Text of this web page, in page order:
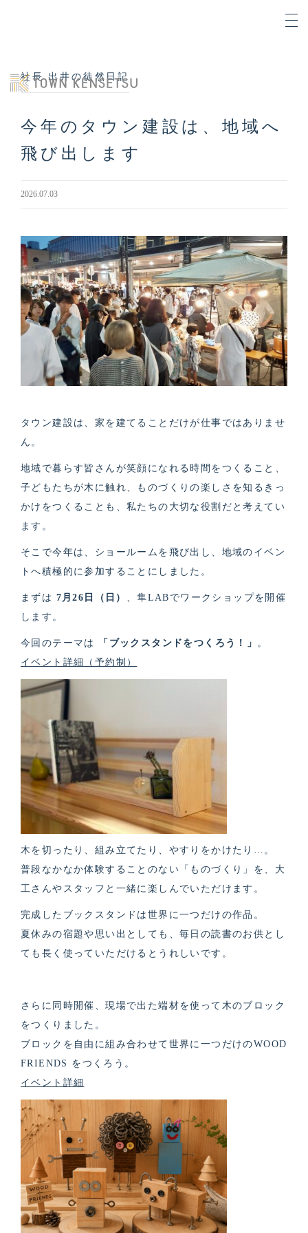
社長 出井の徒然日記
今年のタウン建設は、地域へ
飛び出します
2026.07.03
タウン建設は、家を建てることだけが仕事ではありませ
ん。
地域で暮らす皆さんが笑顔になれる時間をつくること、
子どもたちが木に触れ、ものづくりの楽しさを知るきっ
かけをつくることも、私たちの大切な役割だと考えてい
ます。
そこで今年は、ショールームを飛び出し、地域のイベン
トへ積極的に参加することにしました。
まずは 7月26日（日） 、隼LABでワークショップを開催
します。
今回のテーマは 「ブックスタンドをつくろう！」 。
イベント詳細（予約制）
木を切ったり、組み立てたり、やすりをかけたり…。
普段なかなか体験することのない「ものづくり」を、大
工さんやスタッフと一緒に楽しんでいただけます。
完成したブックスタンドは世界に一つだけの作品。
夏休みの宿題や思い出としても、毎日の読書のお供とし
ても長く使っていただけるとうれしいです。
さらに同時開催、現場で出た端材を使って木のブロック
をつくりました。
ブロックを自由に組み合わせて世界に一つだけのWOOD
FRIENDS をつくろう。
イベント詳細